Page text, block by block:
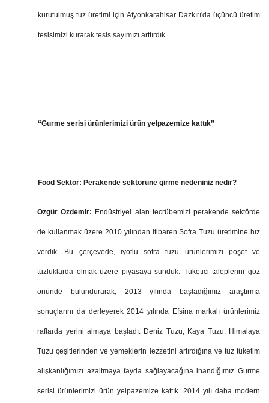
kurutulmuş tuz üretimi için Afyonkarahisar Dazkırı'da üçüncü üretim
tesisimizi kurarak tesis sayımızı arttırdık.
“Gurme serisi ürünlerimizi ürün yelpazemize kattık”
Food Sektör: Perakende sektörüne girme nedeniniz nedir?
Özgür Özdemir: Endüstriyel alan tecrübemizi perakende sektörde
de kullanmak üzere 2010 yılından itibaren Sofra Tuzu üretimine hız
verdik. Bu çerçevede, iyotlu sofra tuzu ürünlerimizi poşet ve
tuzluklarda olmak üzere piyasaya sunduk. Tüketici taleplerini göz
önünde bulundurarak, 2013 yılında başladığımız araştırma
sonuçlarını da derleyerek 2014 yılında Efsina markalı ürünlerimiz
raflarda yerini almaya başladı. Deniz Tuzu, Kaya Tuzu, Himalaya
Tuzu çeşitlerinden ve yemeklerin lezzetini artırdığına ve tuz tüketim
alışkanlığımızı azaltmaya fayda sağlayacağına inandığımız Gurme
serisi ürünlerimizi ürün yelpazemize kattık. 2014 yılı daha modern